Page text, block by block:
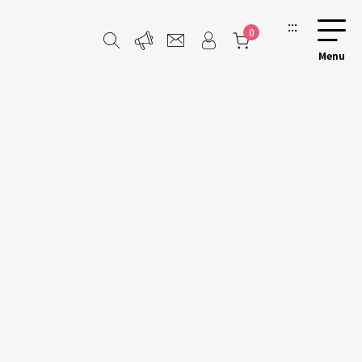
0 :::